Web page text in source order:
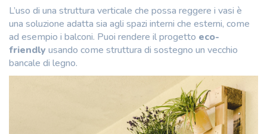
L’uso di una struttura verticale che possa reggere i vasi è
una soluzione adatta sia agli spazi interni che esterni, come
ad esempio i balconi. Puoi rendere il progetto eco-
friendly usando come struttura di sostegno un vecchio
bancale di legno.